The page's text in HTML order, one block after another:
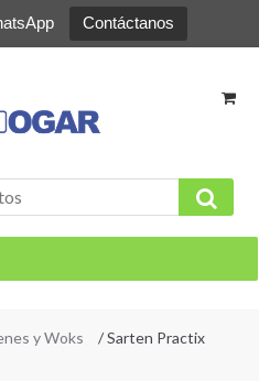
Contáctanos
y Woks
/ Sarten Practix